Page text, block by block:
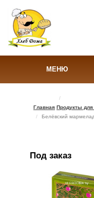
МЕНЮ
Главная Продукты для
Белёвский
Под заказ